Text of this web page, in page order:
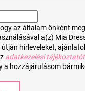
az általam önként
a(z) Mia
útján hírleveleket,
adatkezelési tájékoztatót
a hozzájárulásom